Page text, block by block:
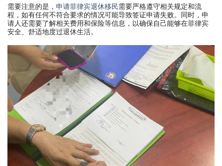
需要注意的是， 申请菲律宾退休移民需要严格遵守相关规定和流
程，如有任何不符合要求的情况可能导致签证申请失败。同时，申
请人还需要了解相关费用和保险等信息，以确保自己能够在菲律宾
安全、舒适地度过退休生活。